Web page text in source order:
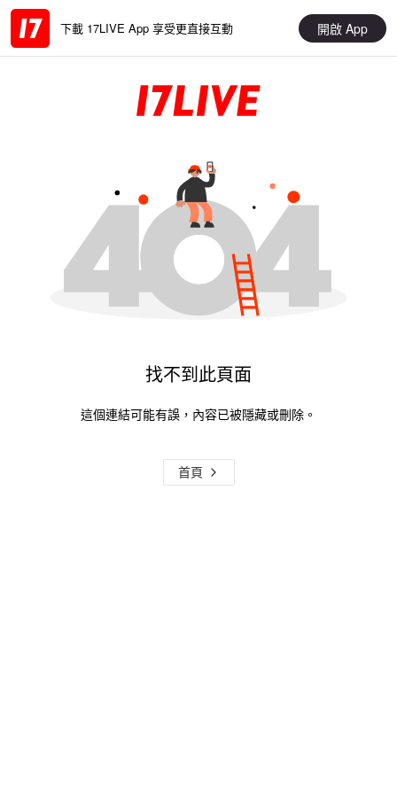
下載 17LIVE App 享受更直接互動 開啟 App
找不到此頁面
這個連結可能有誤，內容已被隱藏或刪除。
首頁